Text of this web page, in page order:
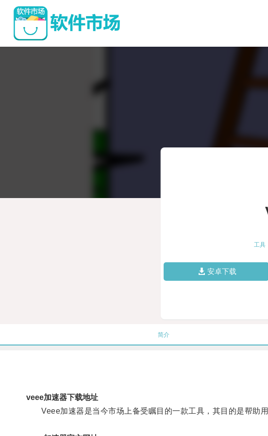
工具
安卓下载
简介
veee加速器下载地址
Veee加速器是当今市场上备受瞩目的一款工具，其目的是帮助用